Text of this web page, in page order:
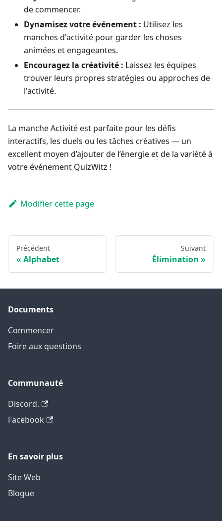
de commencer.
Dynamisez votre événement : Utilisez les
manches d'activité pour garder les choses
animées et engageantes.
Encouragez la créativité : Laissez les équipes
trouver leurs propres stratégies ou approches de
l'activité.
La manche Activité est parfaite pour les défis
interactifs, les duels ou les tâches créatives — un
excellent moyen d’ajouter de l’énergie et de la variété à
votre événement QuizWitz !
Modifier cette page
Précédent
Alphabet
Suivant
Élimination
Documents
Commencer
Foire aux questions
Communauté
Discord.
Facebook
En savoir plus
Site Web
Blogue